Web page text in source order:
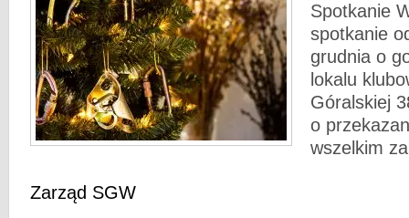
Spotkanie
spotkanie
grudnia o
lokalu
Góralskiej
o
wszelkim
Zarząd SGW